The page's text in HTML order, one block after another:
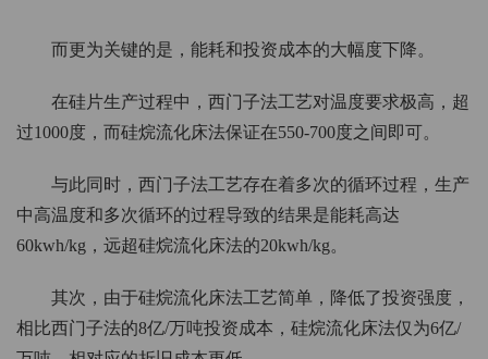
而更为关键的是，能耗和投资成本的大幅度下降。
在硅片生产过程中，西门子法工艺对温度要求极高，超
过1000度，而硅烷流化床法保证在550-700度之间即可。
与此同时，西门子法工艺存在着多次的循环过程，生产
中高温度和多次循环的过程导致的结果是能耗高达
60kwh/kg，远超硅烷流化床法的20kwh/kg。
其次，由于硅烷流化床法工艺简单，降低了投资强度，
相比西门子法的8亿/万吨投资成本，硅烷流化床法仅为6亿/